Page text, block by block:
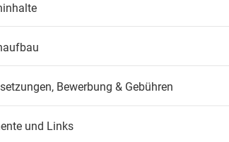
Bewerbung & Gebühren
und Links